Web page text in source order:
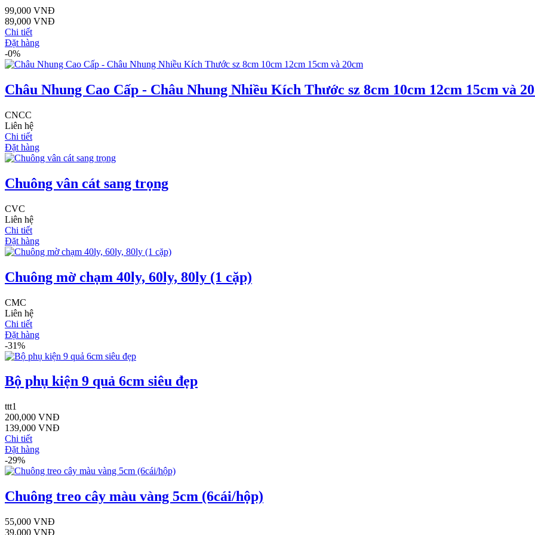
99,000 VNĐ
89,000 VNĐ
Chi tiết
Đặt hàng
-0%
Châu Nhung Cao Cấp - Châu Nhung Nhiều Kích Thước sz 8cm 10cm 12cm 15cm và
CNCC
Liên hệ
Chi tiết
Đặt hàng
Chuông vân cát sang trọng
CVC
Liên hệ
Chi tiết
Đặt hàng
Chuông mờ chạm 40ly, 60ly, 80ly (1 cặp)
CMC
Liên hệ
Chi tiết
Đặt hàng
-31%
Bộ phụ kiện 9 quả 6cm siêu đẹp
ttt1
200,000 VNĐ
139,000 VNĐ
Chi tiết
Đặt hàng
-29%
Chuông treo cây màu vàng 5cm (6cái/hộp)
55,000 VNĐ
39,000 VNĐ